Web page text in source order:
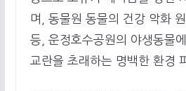
며, 동물원 동물의 건강 악화
등, 운정호수공원의 야생동물
교란을 초래하는 명백한 환경